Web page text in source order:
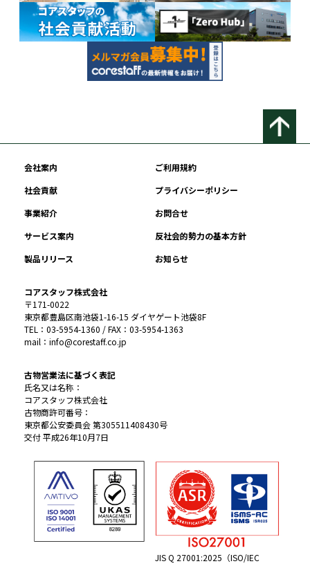
会社案内
ご利用規約
社会貢献
プライバシーポリシー
事業紹介
お問合せ
サービス案内
反社会的勢力の基本方針
製品リリース
お知らせ
コアスタッフ株式会社
〒171-0022
東京都豊島区南池袋1-16-15 ダイヤゲート池袋8F
TEL：03-5954-1360 / FAX：03-5954-1363
mail：info@corestaff.co.jp
古物営業法に基づく表記
氏名又は名称：
コアスタッフ株式会社
古物商許可番号：
東京都公安委員会 第305511408430号
交付 平成26年10月7日
JIS Q 27001:2025（ISO/IEC